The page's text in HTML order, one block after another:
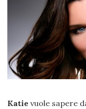
Katie vuole sapere